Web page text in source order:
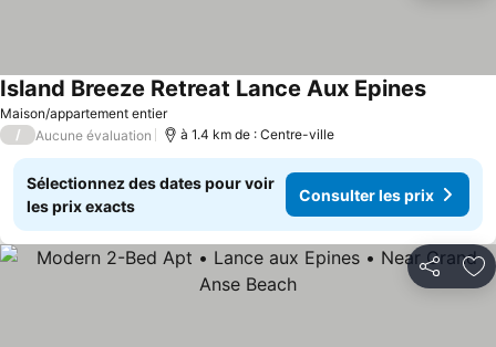
Maison/appartement entier
Island Breeze Retreat Lance Aux Epines
/ Aucune évaluation à 1.4 km de : Centre-ville
Sélectionnez des dates pour voir
les prix exacts
Consulter les prix
Partager